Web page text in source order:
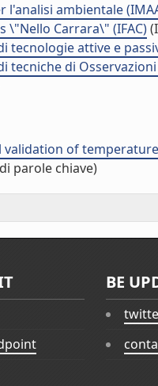
ambientale
\"Nello Carrara\" (IFAC)
tecnologie attive e
tecniche di
of
parole chiave)
BE